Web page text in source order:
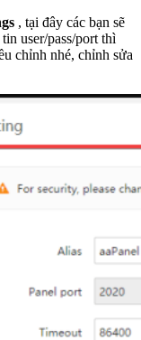
, tại đây các bạn sẽ
user/pass/port thì
chỉnh nhé, chỉnh sửa